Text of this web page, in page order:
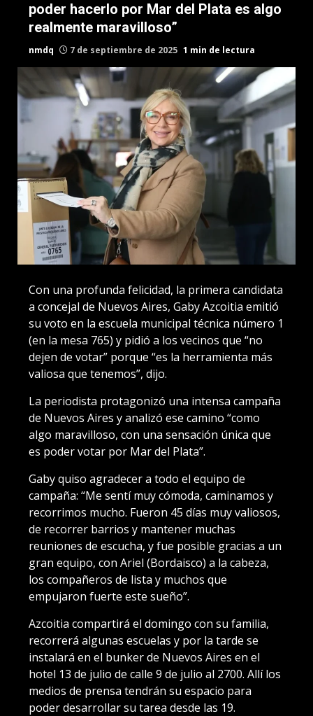
poder hacerlo por Mar del Plata es algo
realmente maravilloso”
nmdq 7 de septiembre de 2025 1 min de lectura
Con una profunda felicidad, la primera candidata
a concejal de Nuevos Aires, Gaby Azcoitia emitió
su voto en la escuela municipal técnica número 1
(en la mesa 765) y pidió a los vecinos que “no
dejen de votar” porque “es la herramienta más
valiosa que tenemos”, dijo.
La periodista protagonizó una intensa campaña
de Nuevos Aires y analizó ese camino “como
algo maravilloso, con una sensación única que
es poder votar por Mar del Plata”.
Gaby quiso agradecer a todo el equipo de
campaña: “Me sentí muy cómoda, caminamos y
recorrimos mucho. Fueron 45 días muy valiosos,
de recorrer barrios y mantener muchas
reuniones de escucha, y fue posible gracias a un
gran equipo, con Ariel (Bordaisco) a la cabeza,
los compañeros de lista y muchos que
empujaron fuerte este sueño”.
Azcoitia compartirá el domingo con su familia,
recorrerá algunas escuelas y por la tarde se
instalará en el bunker de Nuevos Aires en el
hotel 13 de julio de calle 9 de julio al 2700. Allí los
medios de prensa tendrán su espacio para
poder desarrollar su tarea desde las 19.